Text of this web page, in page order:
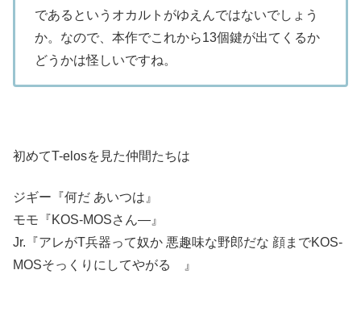
であるというオカルトがゆえんではないでしょう
か。なので、本作でこれから13個鍵が出てくるか
どうかは怪しいですね。
初めてT-elosを見た仲間たちは
ジギー『何だ あいつは』
モモ『KOS-MOSさん―』
Jr.『アレがT兵器って奴か 悪趣味な野郎だな 顔までKOS-
MOSそっくりにしてやがる 』